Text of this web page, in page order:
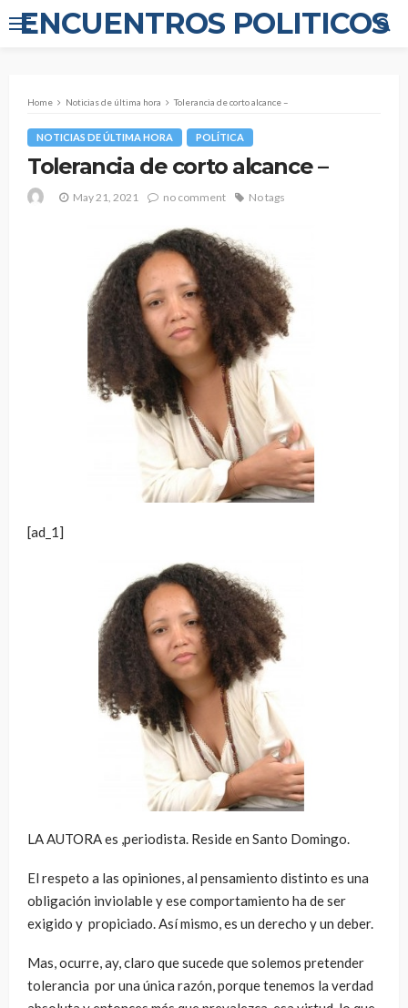
ENCUENTROS POLITICOS
Home Noticias de última hora Tolerancia de corto alcance –
NOTICIAS DE ÚLTIMA HORA POLÍTICA
Tolerancia de corto alcance –
May 21, 2021 no comment No tags
[ad_1]
LA AUTORA es ,periodista. Reside en Santo Domingo.
El respeto a las opiniones, al pensamiento distinto es una
obligación inviolable y ese comportamiento ha de ser
exigido y propiciado. Así mismo, es un derecho y un deber.
Mas, ocurre, ay, claro que sucede que solemos pretender
tolerancia por una única razón, porque tenemos la verdad